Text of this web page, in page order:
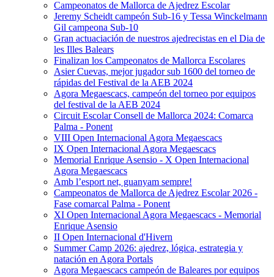
Campeonatos de Mallorca de Ajedrez Escolar
Jeremy Scheidt campeón Sub-16 y Tessa Winckelmann
Gil campeona Sub-10
Gran actuaciación de nuestros ajedrecistas en el Dia de
les Illes Balears
Finalizan los Campeonatos de Mallorca Escolares
Asier Cuevas, mejor jugador sub 1600 del torneo de
rápidas del Festival de la AEB 2024
Agora Megaescacs, campeón del torneo por equipos
del festival de la AEB 2024
Circuit Escolar Consell de Mallorca 2024: Comarca
Palma - Ponent
VIII Open Internacional Agora Megaescacs
IX Open Internacional Agora Megaescacs
Memorial Enrique Asensio - X Open Internacional
Agora Megaescacs
Amb l’esport net, guanyam sempre!
Campeonatos de Mallorca de Ajedrez Escolar 2026 -
Fase comarcal Palma - Ponent
XI Open Internacional Agora Megaescacs - Memorial
Enrique Asensio
II Open Internacional d'Hivern
Summer Camp 2026: ajedrez, lógica, estrategia y
natación en Agora Portals
Agora Megaescacs campeón de Baleares por equipos